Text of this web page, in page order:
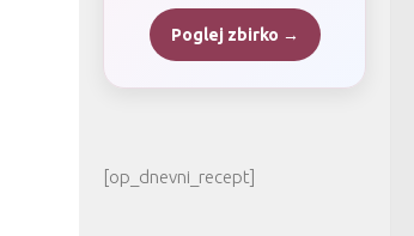
Poglej zbirko →
[op_dnevni_recept]